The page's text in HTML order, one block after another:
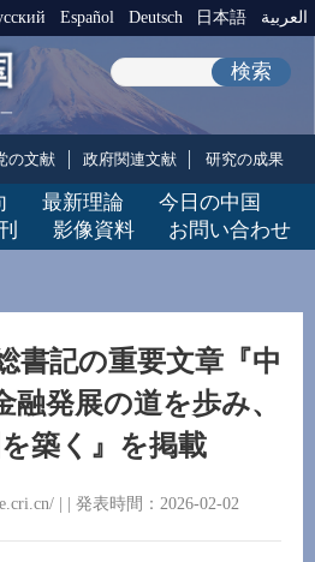
Español Deutsch 日本語 العربية
検索
の文献 政府関連文献 研究の成果
最新理論
今日の中国
影像資料 お問い合わせ
書記の重要文章『中
融発展の道を歩み、
築く』を掲載
| | 発表時間：2026-02-02